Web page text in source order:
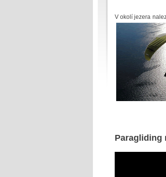
V okolí jezera
Paragliding